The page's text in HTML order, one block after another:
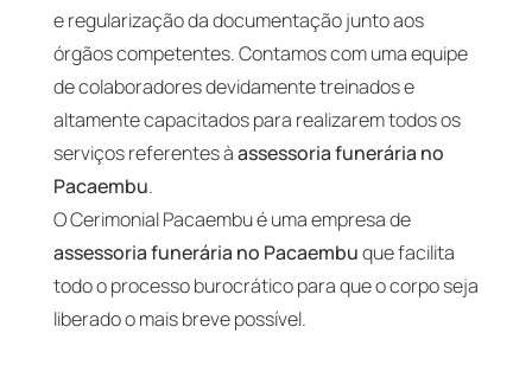
e regularização da documentação junto aos
órgãos competentes. Contamos com uma equipe
de colaboradores devidamente treinados e
altamente capacitados para realizarem todos os
serviços referentes àassessoria funerária no
Pacaembu.
O Cerimonial Pacaembu é uma empresa de
assessoria funerária no Pacaembuque facilita
todo o processo burocrático para que o corpo seja
liberado o mais breve possível.